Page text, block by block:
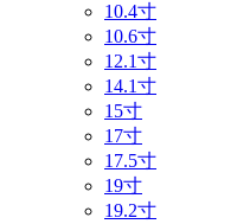
10.4寸
10.6寸
12.1寸
14.1寸
15寸
17寸
17.5寸
19寸
19.2寸